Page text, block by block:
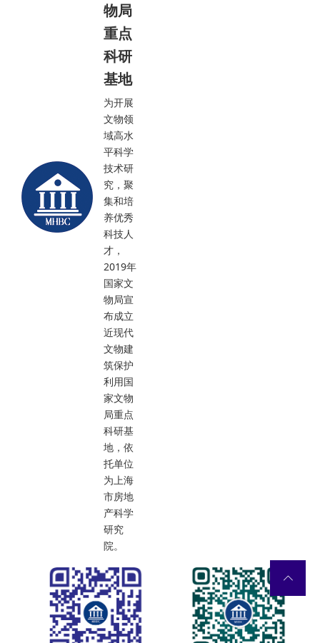
物局
重点
科研
基地
为开展
文物领
域高水
平科学
技术研
究，聚
集和培
养优秀
科技人
才，
2019年
国家文
物局宣
布成立
近现代
文物建
筑保护
利用国
家文物
局重点
科研基
地，依
托单位
为上海
市房地
产科学
研究
院。